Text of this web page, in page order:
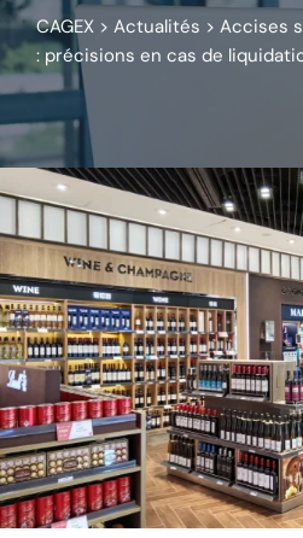
CAGEX > Actualités > Accises
: précisions en cas de